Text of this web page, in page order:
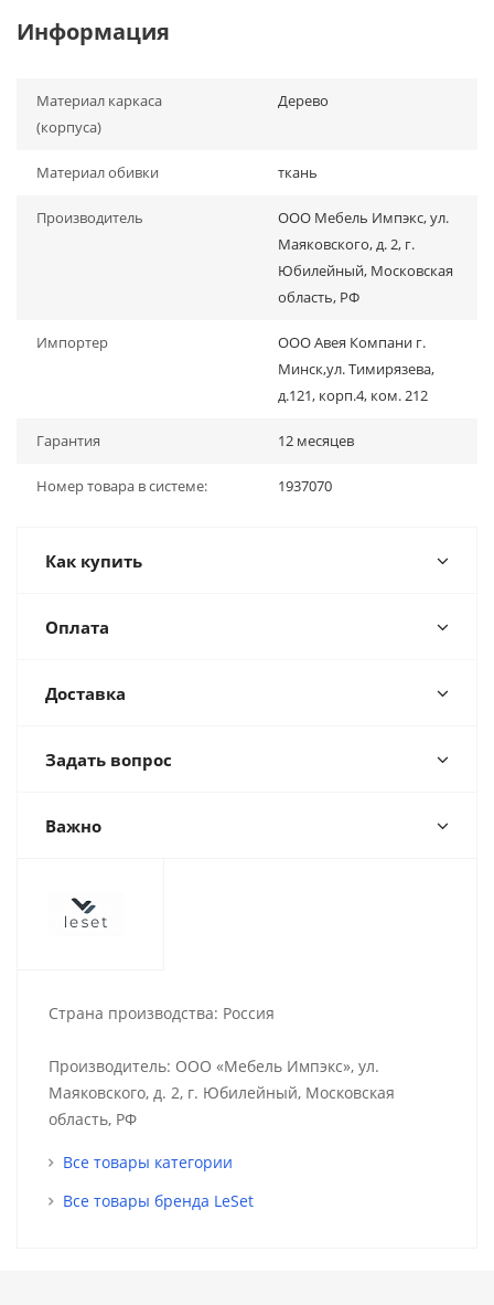
Информация
Материал каркаса
(корпуса)
Дерево
Материал обивки ткань
Производитель
ООО Мебель Импэкс, ул.
Маяковского, д. 2, г.
Юбилейный, Московская
область, РФ
Импортер
ООО Авея Компани г.
Минск,ул. Тимирязева,
д.121, корп.4, ком. 212
Гарантия 12 месяцев
Номер товара в системе: 1937070
Как купить
Оплата
Доставка
Задать вопрос
Важно
Страна производства: Россия
Производитель: ООО «Мебель Импэкс», ул.
Маяковского, д. 2, г. Юбилейный, Московская
область, РФ
Все товары категории
Все товары бренда LeSet